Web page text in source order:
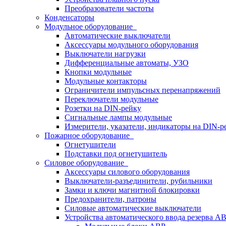
Преобразователи частоты
Конденсаторы
Модульное оборудование
Автоматические выключатели
Аксессуары модульного оборудования
Выключатели нагрузки
Дифференциальные автоматы, УЗО
Кнопки модульные
Модульные контакторы
Ограничители импульсных перенапряжений
Переключатели модульные
Розетки на DIN-рейку
Сигнальные лампы модульные
Измерители, указатели, индикаторы на DIN-
Пожарное оборудование
Огнетушители
Подставки под огнетушитель
Силовое оборудование
Аксессуары силового оборудования
Выключатели-разъединители, рубильники
Замки и ключи магнитной блокировки
Предохранители, патроны
Силовые автоматические выключатели
Устройства автоматического ввода резерва